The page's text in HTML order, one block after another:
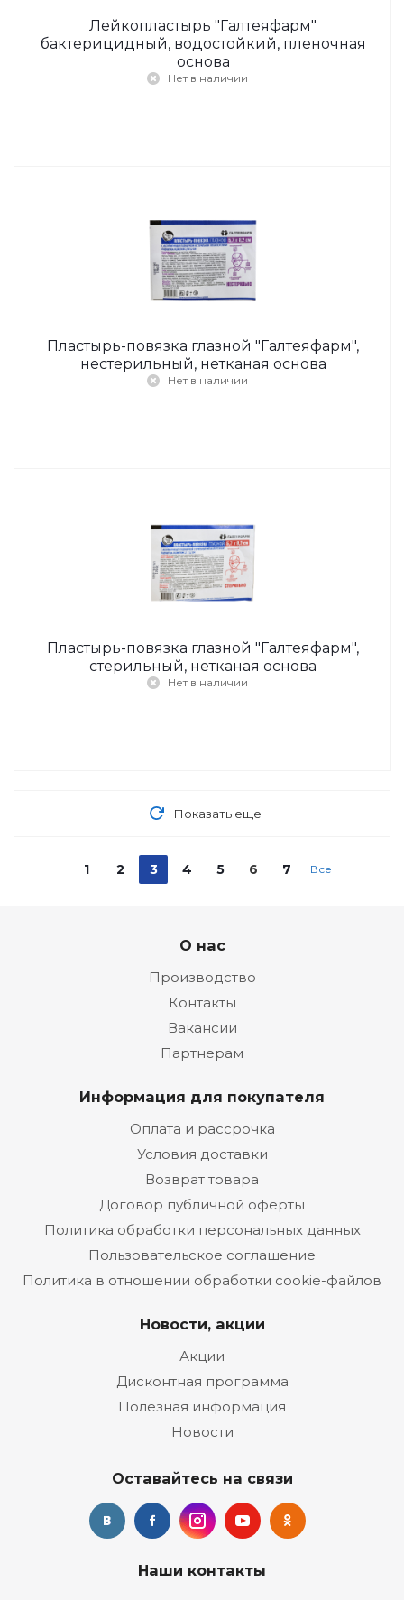
Лейкопластырь "Галтеяфарм"
бактерицидный, водостойкий, пленочная
основа
Нет в наличии
Пластырь-повязка глазной "Галтеяфарм",
нестерильный, нетканая основа
Нет в наличии
Пластырь-повязка глазной "Галтеяфарм",
стерильный, нетканая основа
Нет в наличии
Показать еще
1 2 3 4 5 6 7 Все
О нас
Производство
Контакты
Вакансии
Партнерам
Информация для покупателя
Оплата и рассрочка
Условия доставки
Возврат товара
Договор публичной оферты
Политика обработки персональных данных
Пользовательское соглашение
Политика в отношении обработки cookie-файлов
Новости, акции
Акции
Дисконтная программа
Полезная информация
Новости
Оставайтесь на связи
Наши контакты